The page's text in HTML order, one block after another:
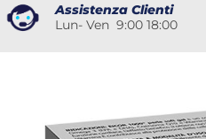
Assistenza Clienti
Lun- Ven 9:00 18:00